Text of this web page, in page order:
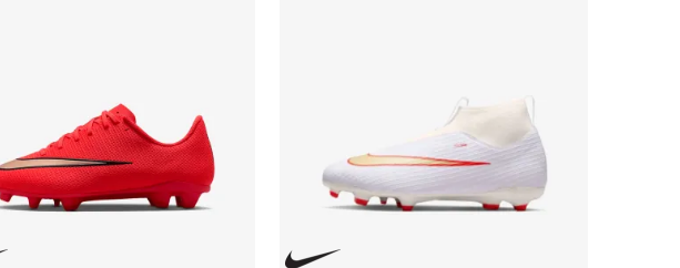
Uporedi Uporedi